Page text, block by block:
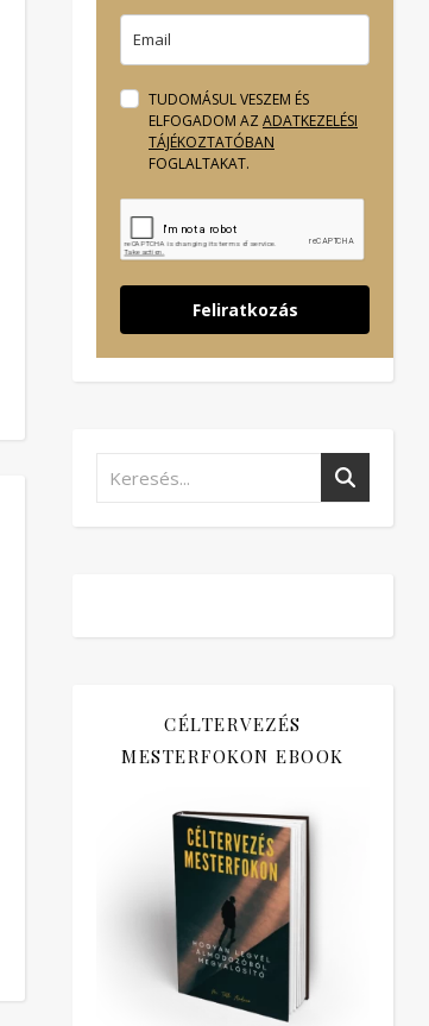
TUDOMÁSUL VESZEM ÉS
ELFOGADOM AZ ADATKEZELÉSI
TÁJÉKOZTATÓBAN
FOGLALTAKAT.
Feliratkozás
CÉLTERVEZÉS
MESTERFOKON EBOOK